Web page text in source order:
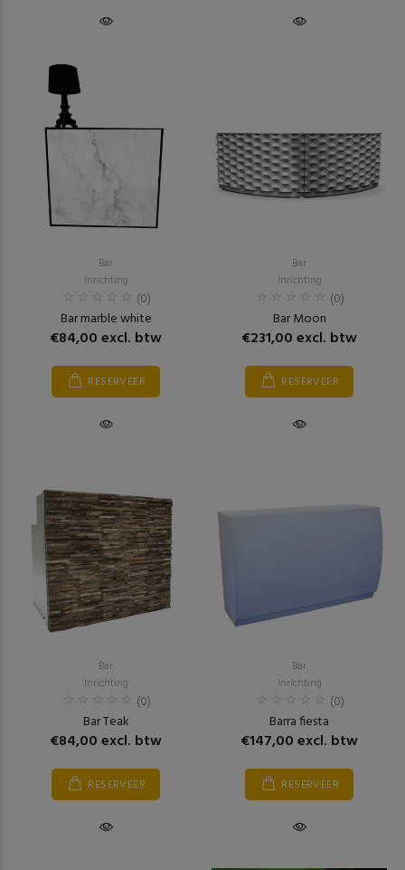
Bar
Inrichting
(0)
Bar marble white
€84,00 excl. btw
RESERVEER
Bar
Inrichting
(0)
Bar Moon
€231,00 excl. btw
RESERVEER
Bar
Inrichting
(0)
Bar Teak
€84,00 excl. btw
RESERVEER
Bar
Inrichting
(0)
Barra fiesta
€147,00 excl. btw
RESERVEER